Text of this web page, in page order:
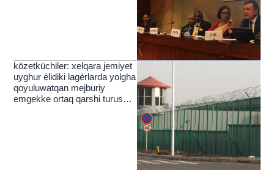
közetküchiler: xelqara jemiyet
uyghur élidiki lagérlarda yolgha
qoyuluwatqan mejburiy
emgekke ortaq qarshi turushi